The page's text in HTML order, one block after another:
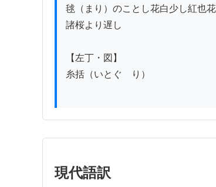
毬（まり）のことし花白少し紅也
諸桜より遅し
【左丁・図】
糸括（いとぐゝり）
現代語訳